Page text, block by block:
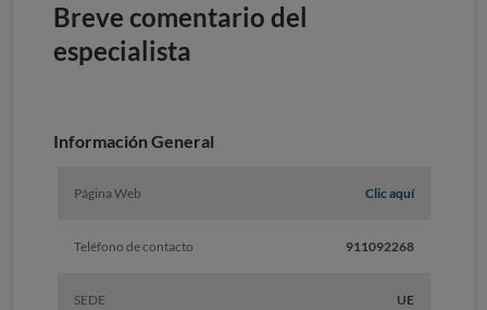
Breve comentario del
especialista
Información General
Página Web Clic aquí
Teléfono de contacto 911092268
SEDE UE